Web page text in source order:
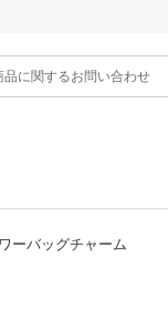
品に関するお問い合わせ
ーバッグチャーム